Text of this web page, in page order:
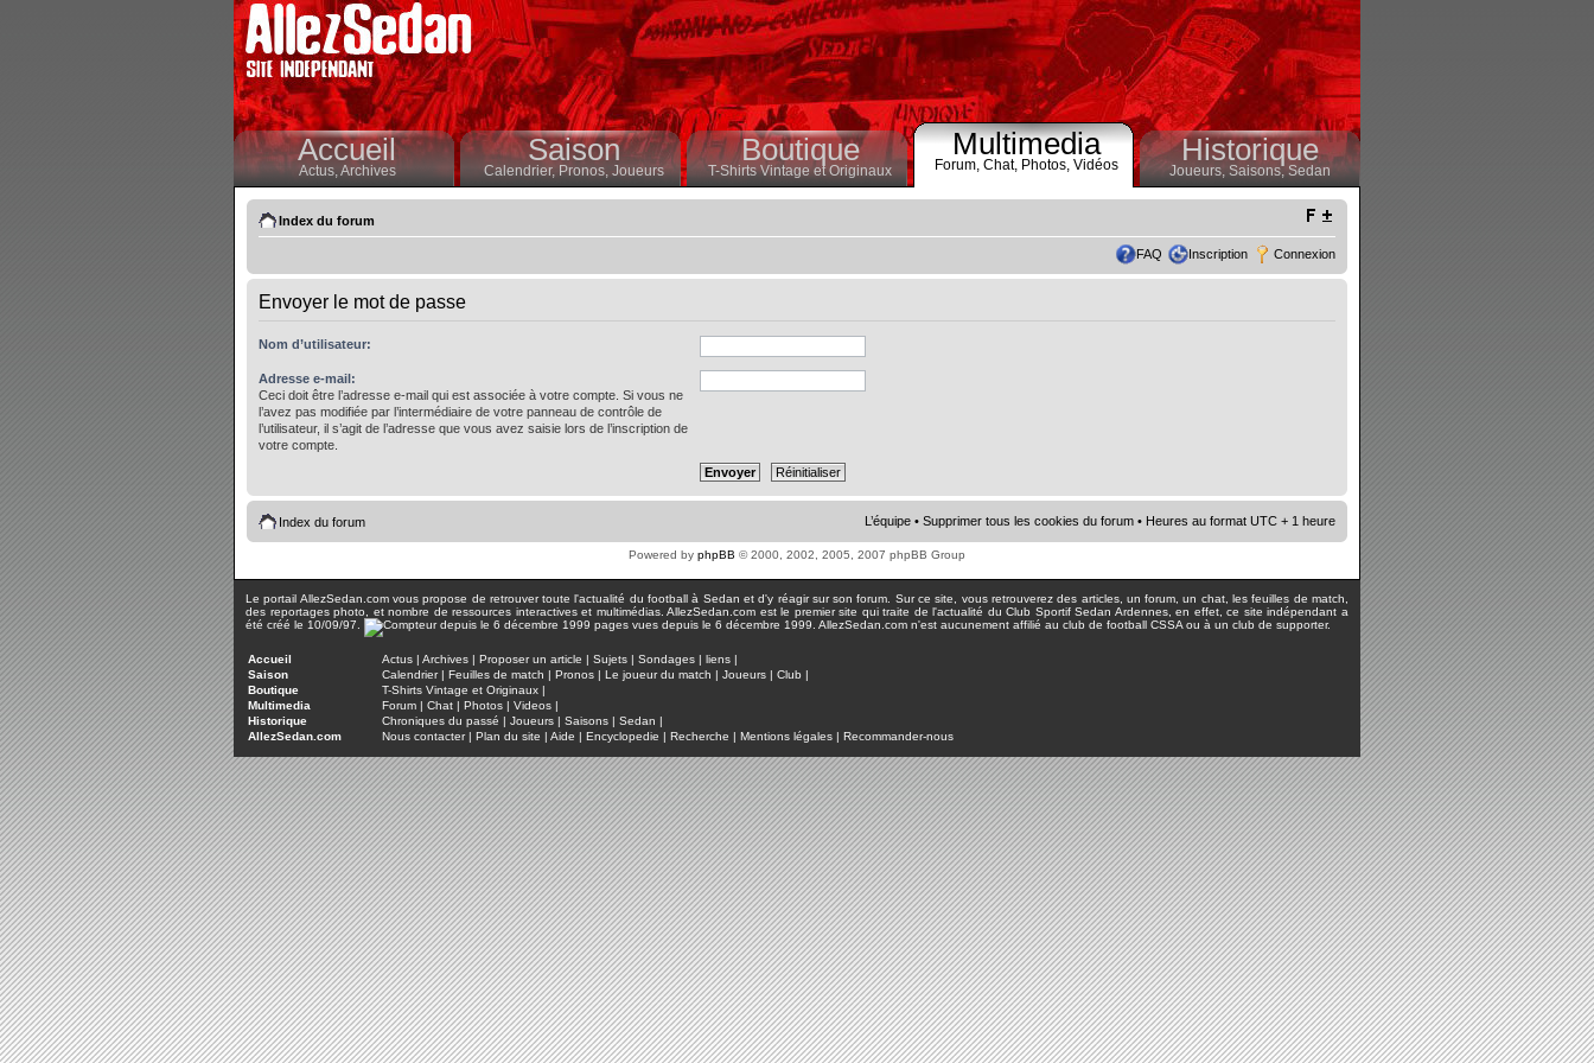
Accueil
Actus,Archives
Saison
Calendrier,Pronos, Joueurs
Boutique
T-Shirts Vintage et Originaux
Multimedia
Forum, Chat, Photos, Vidéos Historique
Joueurs, Saisons,Sedan
Index du forum
FAQ Inscription Connexion
Envoyer le mot de passe
Nom d’utilisateur:
Adresse e-mail:
Ceci doit être l’adresse e-mail qui est associée à votre compte. Si vous ne
l’avez pas modifiée par l’intermédiaire de votre panneau de contrôle de
l’utilisateur, il s’agit de l’adresse que vous avez saisie lors de l’inscription de
votre compte.
Index du forum L’équipe • Supprimer tous les cookies du forum • Heures au format UTC + 1 heure
Powered by phpBB © 2000, 2002, 2005, 2007 phpBB Group
Le portail AllezSedan.com vous propose de retrouver toute l'actualité du football à Sedan et d'y réagir sur son forum. Sur ce site, vous retrouverez des articles, un forum, un chat, les feuilles de match,
des reportages photo, et nombre de ressources interactives et multimédias. AllezSedan.com est le premier site qui traite de l'actualité du Club Sportif Sedan Ardennes, en effet, ce site indépendant a
été créé le 10/09/97.
pages vues depuis le 6 décembre 1999. AllezSedan.com n'est aucunement affilié au club de football CSSA ou à un club de supporter.
Accueil Actus | Archives | Proposer un article | Sujets | Sondages | liens |
Saison
Calendrier| Feuilles de match | Pronos | Le joueur du match | Joueurs | Club |
Boutique
T-Shirts Vintage et Originaux |
Multimedia
Forum | Chat | Photos | Videos |
Historique
Chroniques du passé | Joueurs | Saisons | Sedan |
AllezSedan.com
Nous contacter| Plan du site | Aide | Encyclopedie | Recherche | Mentions légales | Recommander-nous